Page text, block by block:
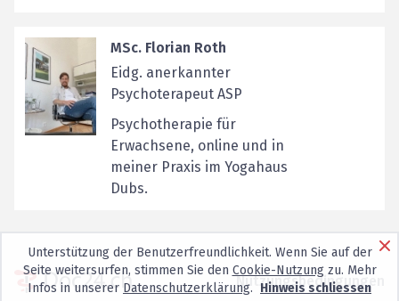
MSc. Florian Roth
Eidg. anerkannter
Psychoterapeut ASP
Psychotherapie für
Erwachsene, online und in
meiner Praxis im Yogahaus
Dubs.
Nutzungsbedingungen
Unterstützung der Benutzerfreundlichkeit. Wenn Sie auf der
Seite weitersurfen, stimmen Sie den Cookie-Nutzungzu. Mehr
Infos in unserer Datenschutzerklärung. Hinweis schliessen